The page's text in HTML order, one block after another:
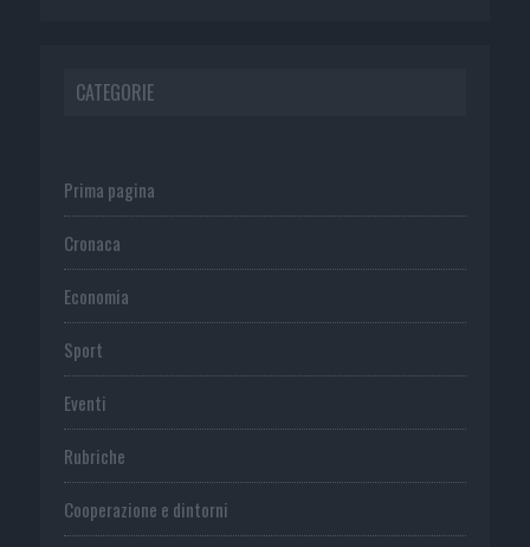
CATEGORIE
Prima pagina
Cronaca
Economia
Sport
Eventi
Rubriche
Cooperazione e dintorni